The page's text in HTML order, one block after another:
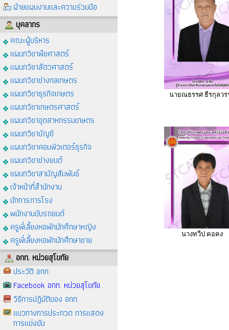
ฝ่ายแผนงานและความร่วมมือ
บุคลากร
คณะผู้บริหาร
แผนกวิชาพืชศาสตร์
แผนกวิชาสัตวศาสตร์
แผนกวิชาช่างกลเกษตร
แผนกวิชาธุรกิจเกษตร
แผนกวิชาเกษตรศาสตร์
แผนกวิชาอุตสาหกรรมเกษตร
แผนกวิชาบัญชี
แผนกวิชาคอมพิวเตอร์ธุรกิจ
แผนกวิชาช่างยนต์
แผนกวิชาสามัญสัมพันธ์
เจ้าหน้าที่สำนักงาน
นักการภารโรง
พนักงานขับรถยนต์
ครูพี่เลี้ยงหอพักนักศึกษาหญิง
ครูพี่เลี้ยงหอพักนักศึกษาชาย
อกท. หน่วยสุโขทัย
ประวัติ อกท.
Facebook อกท. หน่วยสุโขทัย
วิธีการปฏิบัติของ อกท.
แนวทางการประกวด การแสดง
การแข่งขัน
นายณธรรศ ธีรกุลวร
นางทวีป คอคง